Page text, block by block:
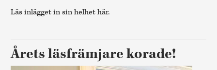
Läs inlägget in sin helhet här.
Årets läsfrämjare korade!